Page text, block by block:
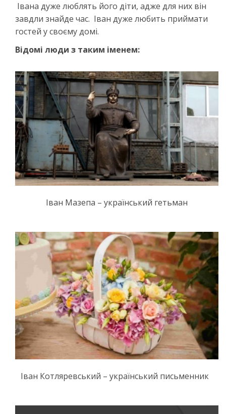
Івана дуже люблять його діти, адже для них він
завдли знайде час. Іван дуже любить приймати
гостей у своєму домі.
Відомі люди з таким іменем:
Іван Мазепа – український гетьман
Іван Котляревський – український письменник